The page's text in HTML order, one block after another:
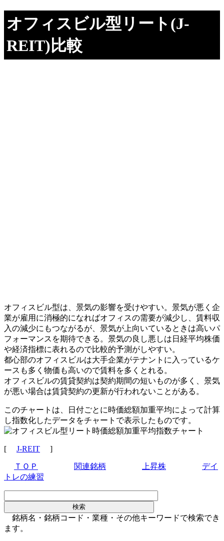
オフィスビル型リート(J-
REIT)比較
オフィスビル型は、景気の影響を受けやすい。景気が悪く企
業が雇用に消極的になればオフィスの需要が減少し、賃料収
入の減少にもつながるが、景気が上向いているときは高いパ
フォーマンスを期待できる。景気の良し悪しは日経平均株価
や経済指標に表れるので比較的予測がしやすい。
都心部のオフィスビルは大手企業がテナントに入っているケ
ースも多く物価も高いので賃料を多くとれる。
オフィスビルの賃貸契約は契約期間の短いものが多く、景気
が悪い場合は賃貸契約の更新が行われないことがある。
このチャートは、日付ごとに時価総額加重平均によって計算
し指数化したデータをチャートで表示したものです。
[ J-REIT ]
ＴＯＰ 関連銘柄 上昇株
デイ
トレの練習
銘柄名・銘柄コード・業種・その他キーワードで検索でき
ます。